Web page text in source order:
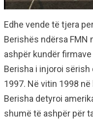
Edhe vende të tjera
Berishës ndërsa
ashpër kundër
Berisha i injoroi sërish
1997. Në vitin 1998
Berisha detyroi
shumë të ashpër për